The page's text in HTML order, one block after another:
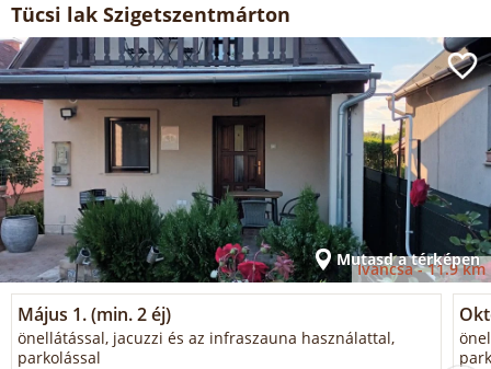
Tücsi lak Szigetszentmárton
Mutasd a térképen
Iváncsa -11.9 km
Május 1. (min. 2 éj)
önellátással, jacuzzi és az infraszauna használattal,
parkolással